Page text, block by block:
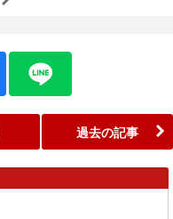
過去の記事